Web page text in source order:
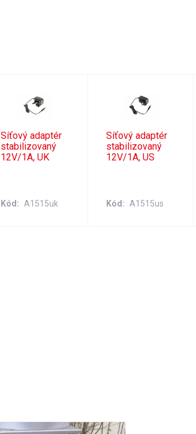
Síťový adaptér
stabilizovaný
12V/1A, UK
Kód A1515uk
Síťový adaptér
stabilizovaný
12V/1A, US
Kód A1515us